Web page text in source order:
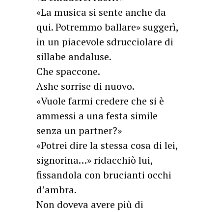
«La musica si sente anche da
qui. Potremmo ballare» suggerì,
in un piacevole sdrucciolare di
sillabe andaluse.
Che spaccone.
Ashe sorrise di nuovo.
«Vuole farmi credere che si è
ammessi a una festa simile
senza un partner?»
«Potrei dire la stessa cosa di lei,
signorina…» ridacchiò lui,
fissandola con brucianti occhi
d’ambra.
Non doveva avere più di